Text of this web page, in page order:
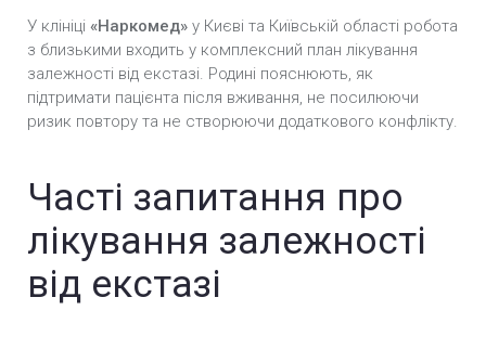
У клініці «Наркомед» у Києві та Київській області робота
з близькими входить у комплексний план лікування
залежності від екстазі. Родині пояснюють, як
підтримати пацієнта після вживання, не посилюючи
ризик повтору та не створюючи додаткового конфлікту.
Часті запитання про
лікування залежності
від екстазі